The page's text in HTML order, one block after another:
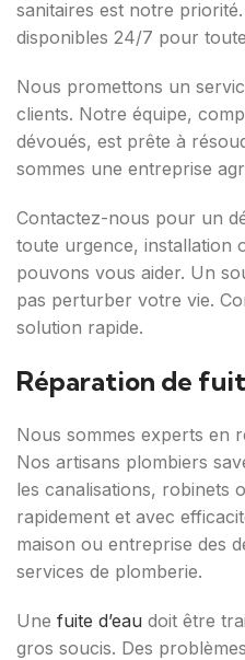
sanitaires est notre
disponibles 24/7 pour
Nous promettons un
clients. Notre équipe,
dévoués, est prête à
sommes une entreprise
Contactez-nous pour un
toute urgence, installation
pouvons vous aider. Un
pas perturber votre vie.
solution rapide.
Réparation de
Nous sommes experts en
Nos artisans plombiers
les canalisations, robinets
rapidement et avec
maison ou entreprise des
services de plomberie.
Une fuite d’eau doit être
gros soucis. Des